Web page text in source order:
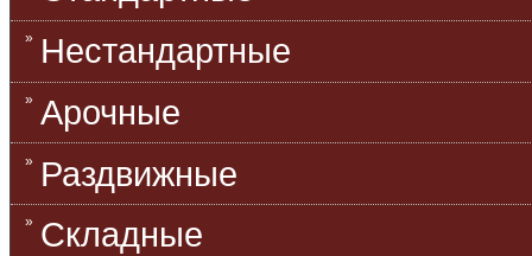
Нестандартные
Арочные
Раздвижные
Складные